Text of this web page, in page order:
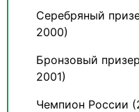
Серебряный
2000)
Бронзовый
2001)
Чемпион России